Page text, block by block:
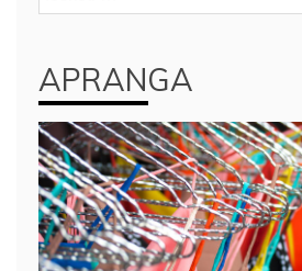
APRANGA